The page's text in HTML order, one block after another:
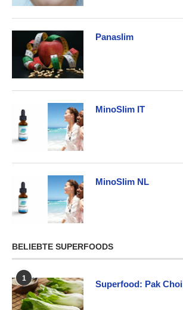
Panaslim
MinoSlim IT
MinoSlim NL
BELIEBTE SUPERFOODS
1
Superfood: Pak Choi